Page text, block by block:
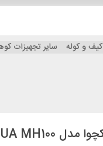
کیف و کوله سایر تجهیزات